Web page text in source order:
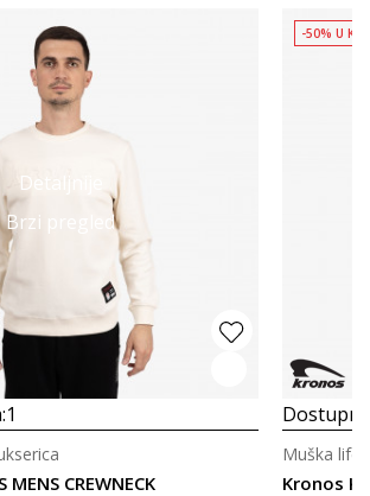
Detaljnije
Brzi pregled
1
CREWNECK
-50% U
Kronos
Muška